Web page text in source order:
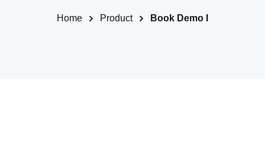
Home Product Book Demo I